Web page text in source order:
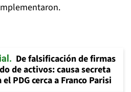
De falsificación de firmas
de activos: causa secreta
PDG cerca a Franco Parisi